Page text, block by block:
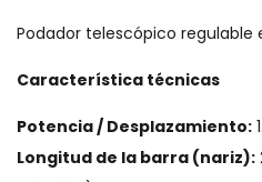
Podador telescópico regulable
Característica técnicas
Potencia / Desplazamiento:
Longitud de la barra (nariz):